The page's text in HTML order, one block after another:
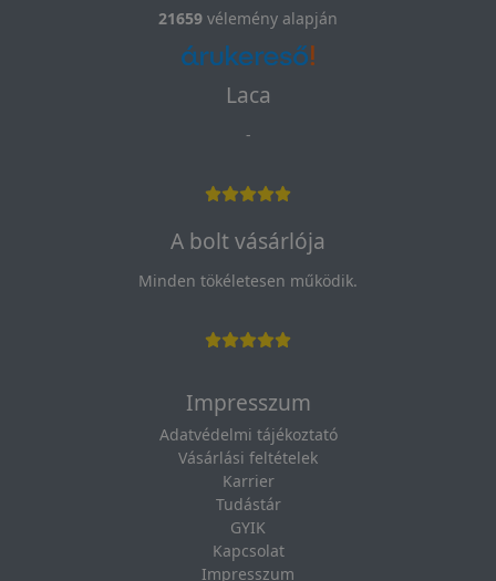
21659 vélemény alapján
Laca
-
A bolt vásárlója
Minden tökéletesen működik.
Impresszum
Adatvédelmi tájékoztató
Vásárlási feltételek
Karrier
Tudástár
GYIK
Kapcsolat
Impresszum